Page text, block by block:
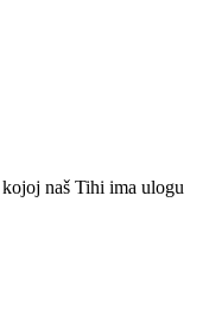
naš Tihi ima ulogu